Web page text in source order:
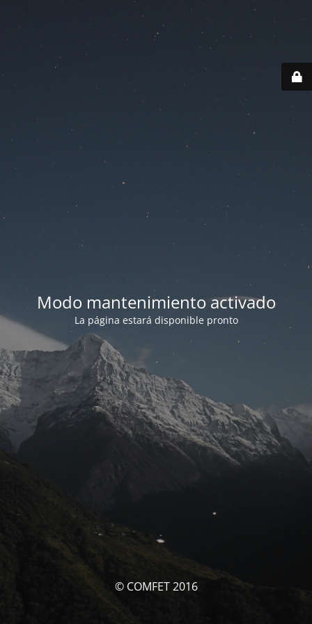
Modo mantenimiento activado
La página estará disponible pronto
© COMFET 2016